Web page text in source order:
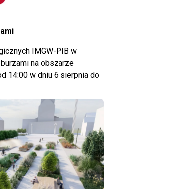
IMGW-PIB w
na obszarze
14:00 w dniu 6 sierpnia do